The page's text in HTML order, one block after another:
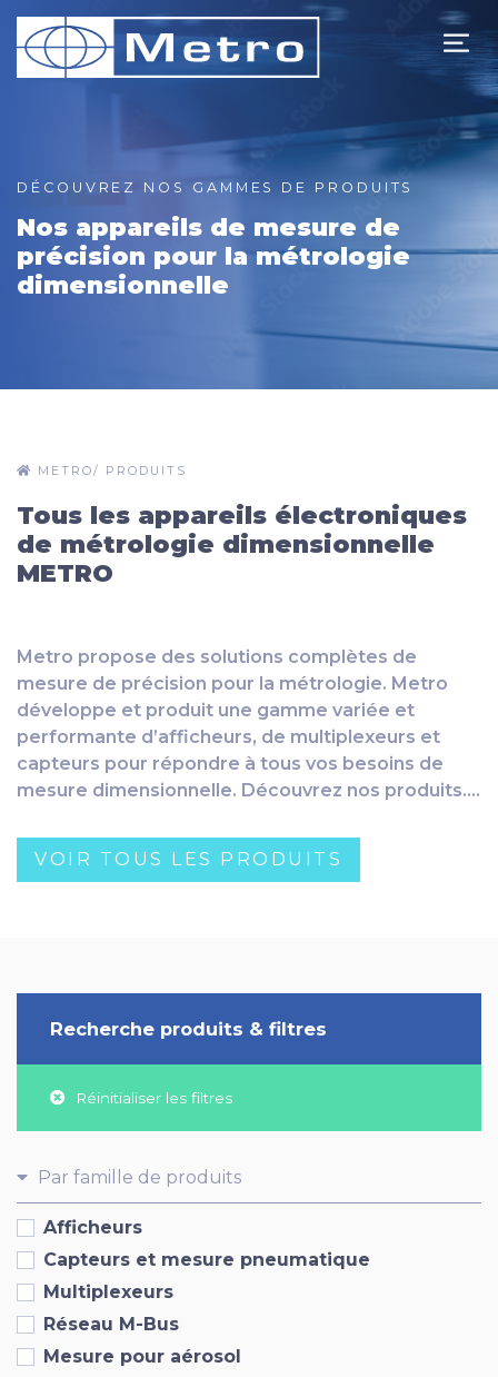
DÉCOUVREZ NOS GAMMES DE PRODUITS
Nos appareils de mesure de
précision pour la métrologie
dimensionnelle
METRO/ PRODUITS
Tous les appareils électroniques
de métrologie dimensionnelle
METRO
Metro propose des solutions complètes de
mesure de précision pour la métrologie. Metro
développe et produit une gamme variée et
performante d’afficheurs, de multiplexeurs et
capteurs pour répondre à tous vos besoins de
mesure dimensionnelle. Découvrez nos produits….
VOIR TOUS LES PRODUITS
Recherche produits & filtres
Réinitialiser les filtres
Par famille de produits
Afficheurs
Capteurs et mesure pneumatique
Multiplexeurs
Réseau M-Bus
Mesure pour aérosol